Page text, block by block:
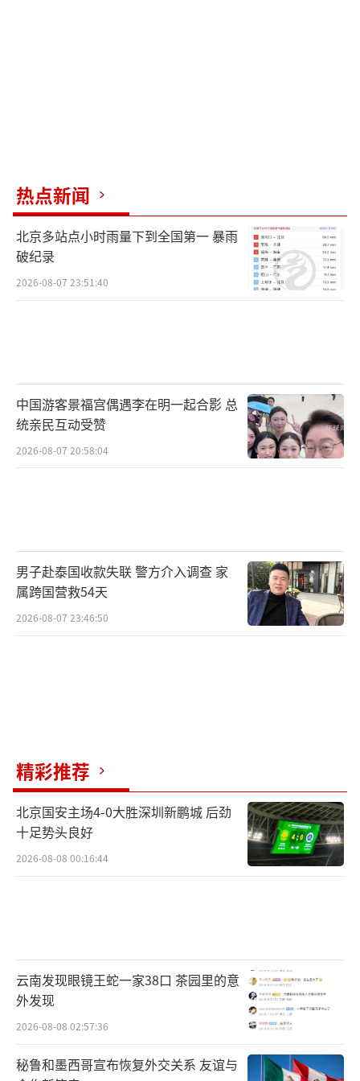
热点新闻
北京多站点小时雨量下到全国第一 暴雨
破纪录
2026-08-07 23:51:40
中国游客景福宫偶遇李在明一起合影 总
统亲民互动受赞
2026-08-07 20:58:04
男子赴泰国收款失联 警方介入调查 家
属跨国营救54天
2026-08-07 23:46:50
精彩推荐
北京国安主场4-0大胜深圳新鹏城 后劲
十足势头良好
2026-08-08 00:16:44
云南发现眼镜王蛇一家38口 茶园里的意
外发现
2026-08-08 02:57:36
秘鲁和墨西哥宣布恢复外交关系 友谊与